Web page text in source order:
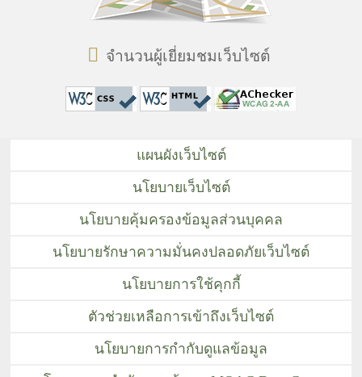
จำนวนผู้เยี่ยมชมเว็บไซต์
แผนผังเว็บไซต์
นโยบายเว็บไซต์
นโยบายคุ้มครองข้อมูลส่วนบุคคล
นโยบายรักษาความมั่นคงปลอดภัยเว็บไซต์
นโยบายการใช้คุกกี้
ตัวช่วยเหลือการเข้าถึงเว็บไซต์
นโยบายการกำกับดูแลข้อมูล